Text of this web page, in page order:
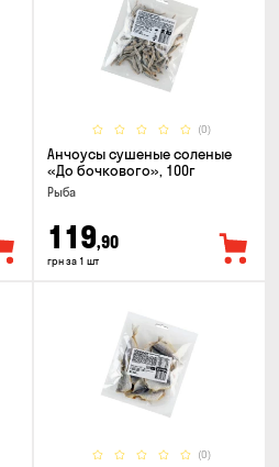
(0)
Анчоусы сушеные соленые
«До бочкового», 100г
Рыба
119,90
грн за 1 шт
(0)